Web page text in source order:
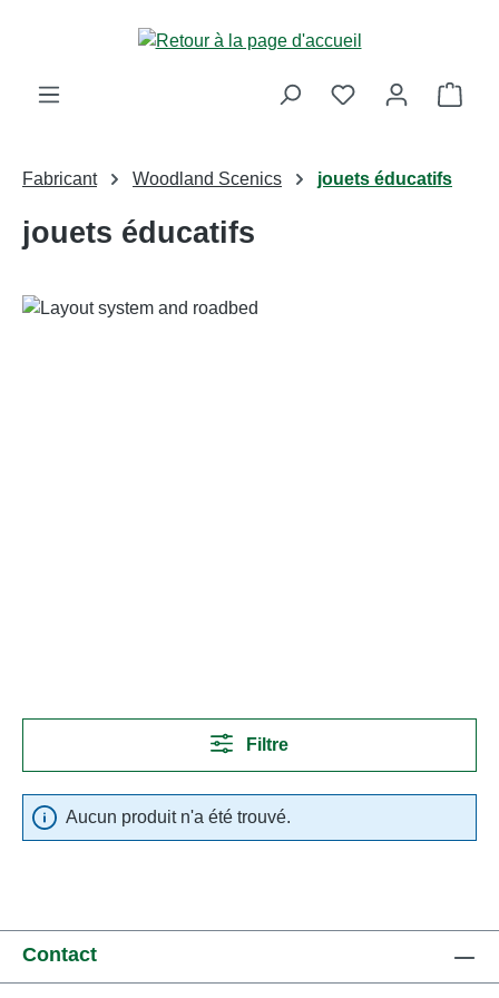
Passer au contenu principal
Le
Fabricant Woodland Scenics jouets éducatifs
jouets éducatifs
Filtre
Aucun produit n'a été trouvé.
Contact